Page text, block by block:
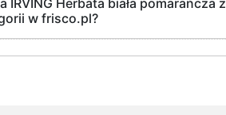
IRVING Herbata biała
w frisco.pl?